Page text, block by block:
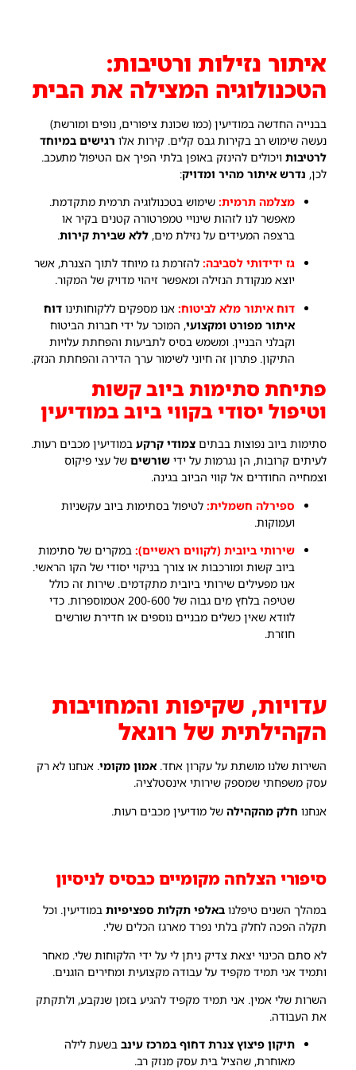
איתור נזילות ורטיבות:
הטכנולוגיה המצילה את הבית
בבנייה החדשה במודיעין (כמו שכונת ציפורים, נופים ומורשת)
נעשה שימוש רב בקירות גבס קלים. קירות אלו רגישים במיוחד
לרטיבותויכולים להינזק באופן בלתי הפיך אם הטיפול מתעכב.
לכן, נדרש איתור מהיר ומדויק:
מצלמה תרמית:שימוש בטכנולוגיה תרמית מתקדמת.
מאפשר לנו לזהות שינויי טמפרטורה קטנים בקיר או
ברצפה המעידים על נזילת מים, ללא שבירת קירות.
גז ידידותי לסביבה:להזרמת גז מיוחד לתוך הצנרת, אשר
יוצא מנקודת הנזילה ומאפשר זיהוי מדויק של המקור.
דוח איתור מלא לביטוח:אנו מספקים ללקוחותינו דוח
איתור מפורט ומקצועי, המוכר על ידי חברות הביטוח
וקבלני הבניין. ומשמש בסיס לתביעות והפחתת עלויות
התיקון. פתרון זה חיוני לשימור ערך הדירה והפחתת הנזק.
פתיחת סתימות ביוב קשות
וטיפול יסודי בקווי ביוב במודיעין
סתימות ביוב נפוצות בבתים צמודי קרקעבמודיעין מכבים רעות.
לעיתים קרובות, הן נגרמות על ידי שורשיםשל עצי פיקוס
וצמחייה החודרים אל קווי הביוב בגינה.
ספירלה חשמלית:לטיפול בסתימות ביוב עקשניות
ועמוקות.
שירותי ביובית (לקווים ראשיים):במקרים של סתימות
ביוב קשות ומורכבות או צורך בניקוי יסודי של הקו הראשי.
אנו מפעילים שירותי ביובית מתקדמים. שירות זה כולל
שטיפה בלחץ מים גבוה של 200-600 אטמוספרות. כדי
לוודא שאין כשלים מבניים נוספים או חדירת שורשים
חוזרת.
עדויות, שקיפות והמחויבות
הקהילתית של רונאל
השירות שלנו מושתת על עקרון אחד. אמון מקומי. אנחנו לא רק
עסק משפחתי שמספק שירותי אינסטלציה.
אנחנו חלק מהקהילהשל מודיעין מכבים רעות.
סיפורי הצלחה מקומיים כבסיס לניסיון
במהלך השנים טיפלנו באלפי תקלות ספציפיותבמודיעין. וכל
תקלה הפכה לחלק בלתי נפרד מארגז הכלים שלי.
לא סתם הכינוי יצאת צדיק ניתן לי על ידי הלקוחות שלי. מאחר
ותמיד אני תמיד מקפיד על עבודה מקצועית ומחירים הוגנים.
השרות שלי אמין. אני תמיד מקפיד להגיע בזמן שנקבע, ולתקתק
את העבודה.
תיקון פיצוץ צנרת דחוף במרכז עינבבשעת לילה
מאוחרת, שהציל בית עסק מנזק רב.